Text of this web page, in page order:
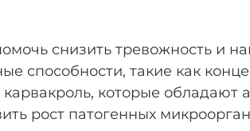
снизить тревожность и
способности, такие как
которые
рост патогенных